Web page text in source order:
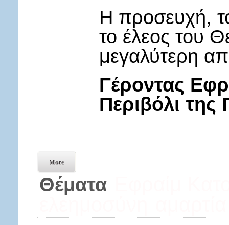
Η προσευχή,
το έλεος του
μεγαλύτερη
Γέροντας
Περιβόλι
More
Θέματα